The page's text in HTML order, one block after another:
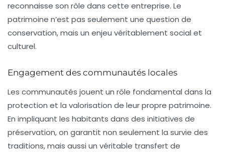
reconnaisse son rôle dans cette entreprise. Le
patrimoine n’est pas seulement une question de
conservation, mais un enjeu véritablement social et
culturel.
Engagement des communautés locales
Les communautés jouent un rôle fondamental dans la
protection et la valorisation de leur propre patrimoine.
En impliquant les habitants dans des initiatives de
préservation, on garantit non seulement la survie des
traditions, mais aussi un véritable transfert de